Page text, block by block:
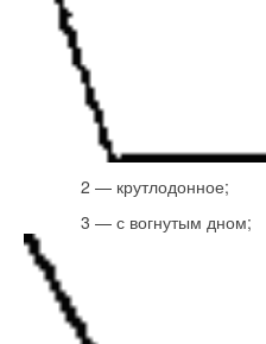
2 — крутлодонное;
3 — с вогнутым дном;